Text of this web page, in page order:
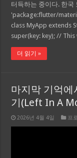
터득하는 중이다. 한
'package:flutter/
class MyApp extends
super(key: key); //
더 읽기 »
마지막 기억에
기(Left In A
2026년 4월 4일 프